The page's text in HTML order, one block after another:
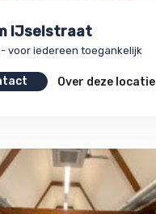
IJselstraat
voor iedereen toegankelijk
Over deze locatie